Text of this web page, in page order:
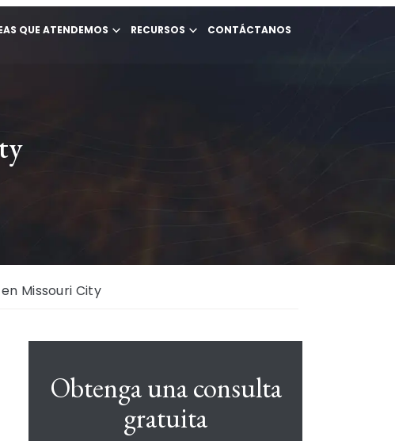
QUE ATENDEMOS RECURSOS CONTÁCTANOS
Missouri City
Obtenga una consulta
gratuita